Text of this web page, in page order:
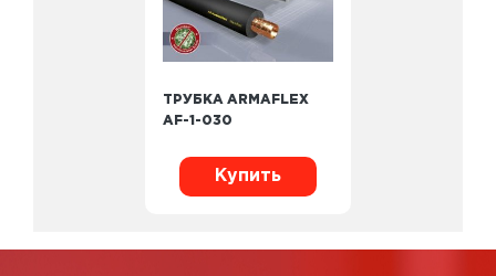
ТРУБКА ARMAFLEX
AF-1-030
Купить